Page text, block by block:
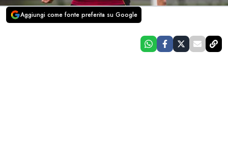
Aggiungi come fonte preferita su Google